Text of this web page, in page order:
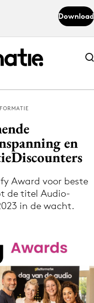
Download
Abonneer nu
Abonneer nu
de Adformatie
en
Award voor beste
de titel Audio-
in de wacht.